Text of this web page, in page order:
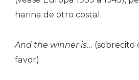
harina de otro costal…
And the winner is… (sobrecito
favor).